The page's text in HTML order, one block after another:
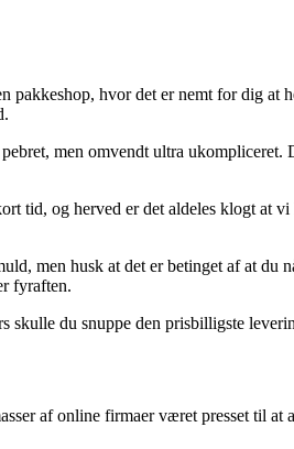
hvor det er nemt for dig at
men omvendt ultra
tid, og herved er det aldeles klogt at
men husk at det er betinget af at du
fyraften.
du snuppe den prisbilligste
af online firmaer været presset til at